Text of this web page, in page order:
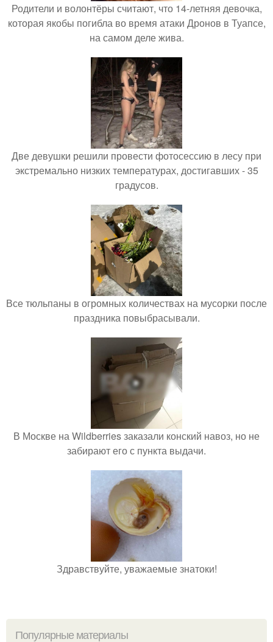
Родители и волонтёры считают, что 14-летняя девочка,
которая якобы погибла во время атаки Дронов в Туапсе,
на самом деле жива.
Две девушки решили провести фотосессию в лесу при
экстремально низких температурах, достигавших - 35
градусов.
Все тюльпаны в огромных количествах на мусорки после
праздника повыбрасывали.
В Москве на Wildberries заказали конский навоз, но не
забирают его с пункта выдачи.
Здравствуйте, уважаемые знатоки!
Популярные материалы